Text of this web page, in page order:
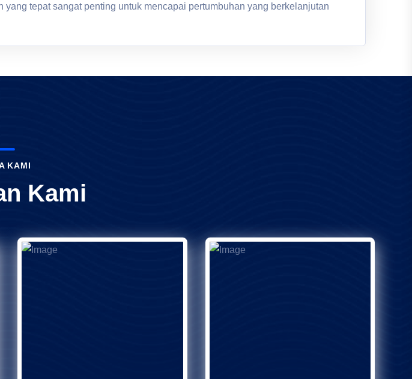
tepat sangat penting untuk mencapai pertumbuhan yang berkelanjutan
KAMI
Kami